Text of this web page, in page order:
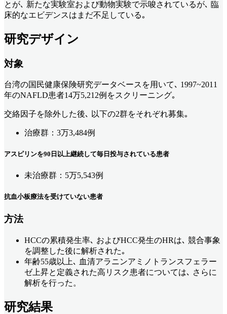
とが､ 新たな実験室および動物実験で示唆されているが､ 臨
床的なエビデンスはまだ不足している｡
研究デザイン
対象
台湾の国民健康保険研究データベースを用いて､ 1997~2011
年のNAFLD患者14万5,212例をスクリーニング｡
交絡因子を除外した後､ 以下の2群をそれぞれ募集｡
治療群：3万3,484例
アスピリンを90日以上継続して毎日投与されている患者
未治療群：5万5,543例
抗血小板療法を受けていない患者
方法
HCCの累積発生率､ およびHCC発生のHRは､ 競合事象
を調整した後に解析された｡
年齢55歳以上､ 血清アラニンアミノトランスフェラー
ゼ上昇と定義された高リスク患者については､ さらに
解析を行った。
研究結果